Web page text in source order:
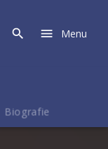
Menu
Biografie